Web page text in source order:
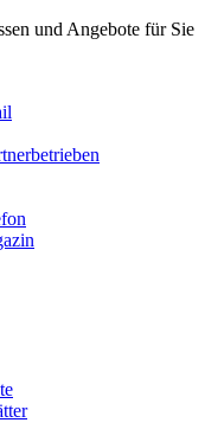
und Angebote für Sie